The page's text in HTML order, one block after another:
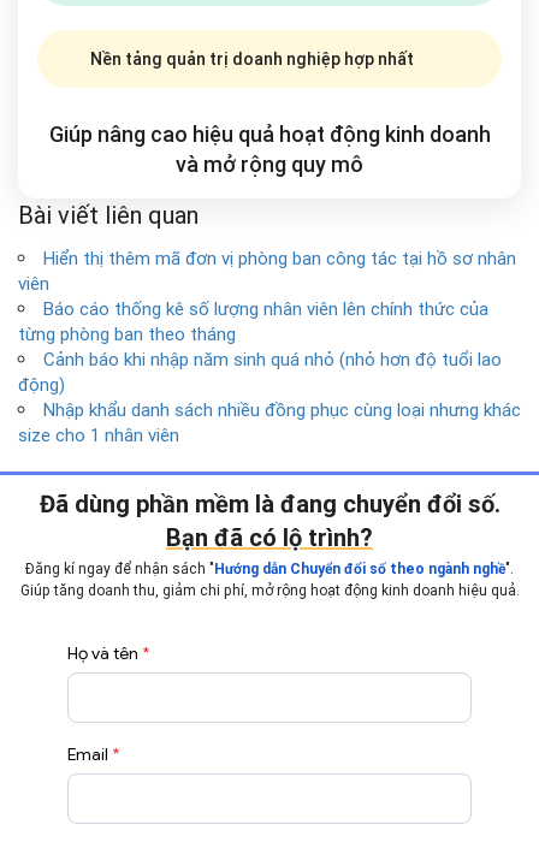
Nền tảng quản trị doanh nghiệp hợp nhất
Giúp nâng cao hiệu quả hoạt động kinh doanh
và mở rộng quy mô
Bài viết liên quan
Hiển thị thêm mã đơn vị phòng ban công tác tại hồ sơ nhân
viên
Báo cáo thống kê số lượng nhân viên lên chính thức của
từng phòng ban theo tháng
Cảnh báo khi nhập năm sinh quá nhỏ (nhỏ hơn độ tuổi lao
động)
Nhập khẩu danh sách nhiều đồng phục cùng loại nhưng khác
size cho 1 nhân viên
Đã dùng phần mềm là đang chuyển đổi số.
Bạn đã có lộ trình?
Đăng kí ngay để nhận sách "Hướng dẫn Chuyển đổi số theo ngành nghề".
Giúp tăng doanh thu, giảm chi phí, mở rộng hoạt động kinh doanh hiệu quả.
Họ và tên *
Email *